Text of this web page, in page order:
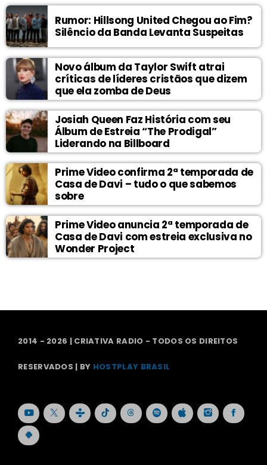
Rumor: Hillsong United Chegou ao Fim?
Silêncio da Banda Levanta Suspeitas
Novo álbum da Taylor Swift atrai
críticas de líderes cristãos que dizem
que ela zomba de Deus
Josiah Queen Faz História com seu
Álbum de Estreia “The Prodigal”
Liderando na Billboard
Prime Video confirma 2ª temporada de
Casa de Davi – tudo o que sabemos
sobre
Prime Video anuncia 2ª temporada de
Casa de Davi com estreia exclusiva no
Wonder Project
2014 - 2026 | CRIATIVA RADIO - TODOS OS DIREITOS
RESERVADOS | BY HOSTPLAY BRASIL